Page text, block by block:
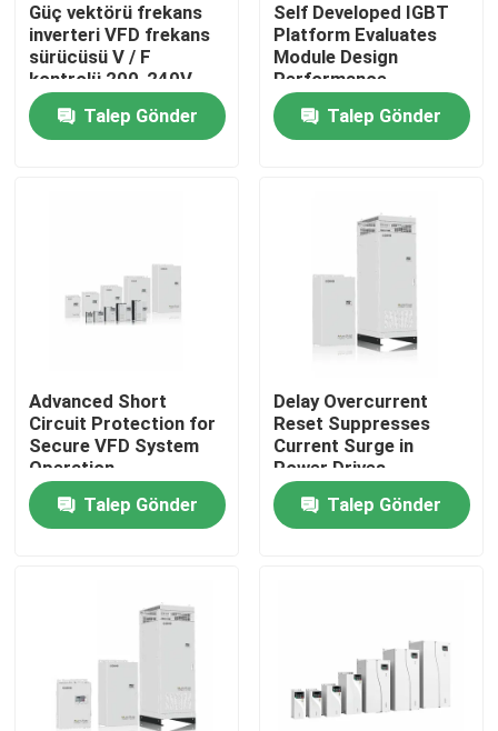
Evde
Hakkımızda
Kalite Kontrolü
Bizimle İletişim
VFD Değişken Frekans Sürücüsü
Güç vektörü frekans
inverteri VFD frekans
sürücüsü V / F
kontrolü 200-240V
1PH / 3PH Giriş Voltajı
Düşük titreşim
Talep Gönder
Self Developed IGBT
Platform Evaluates
Module Design
Performance
Talep Gönder
Advanced Short
Circuit Protection for
Secure VFD System
Operation
Talep Gönder
Delay Overcurrent
Reset Suppresses
Current Surge in
Power Drives
Talep Gönder